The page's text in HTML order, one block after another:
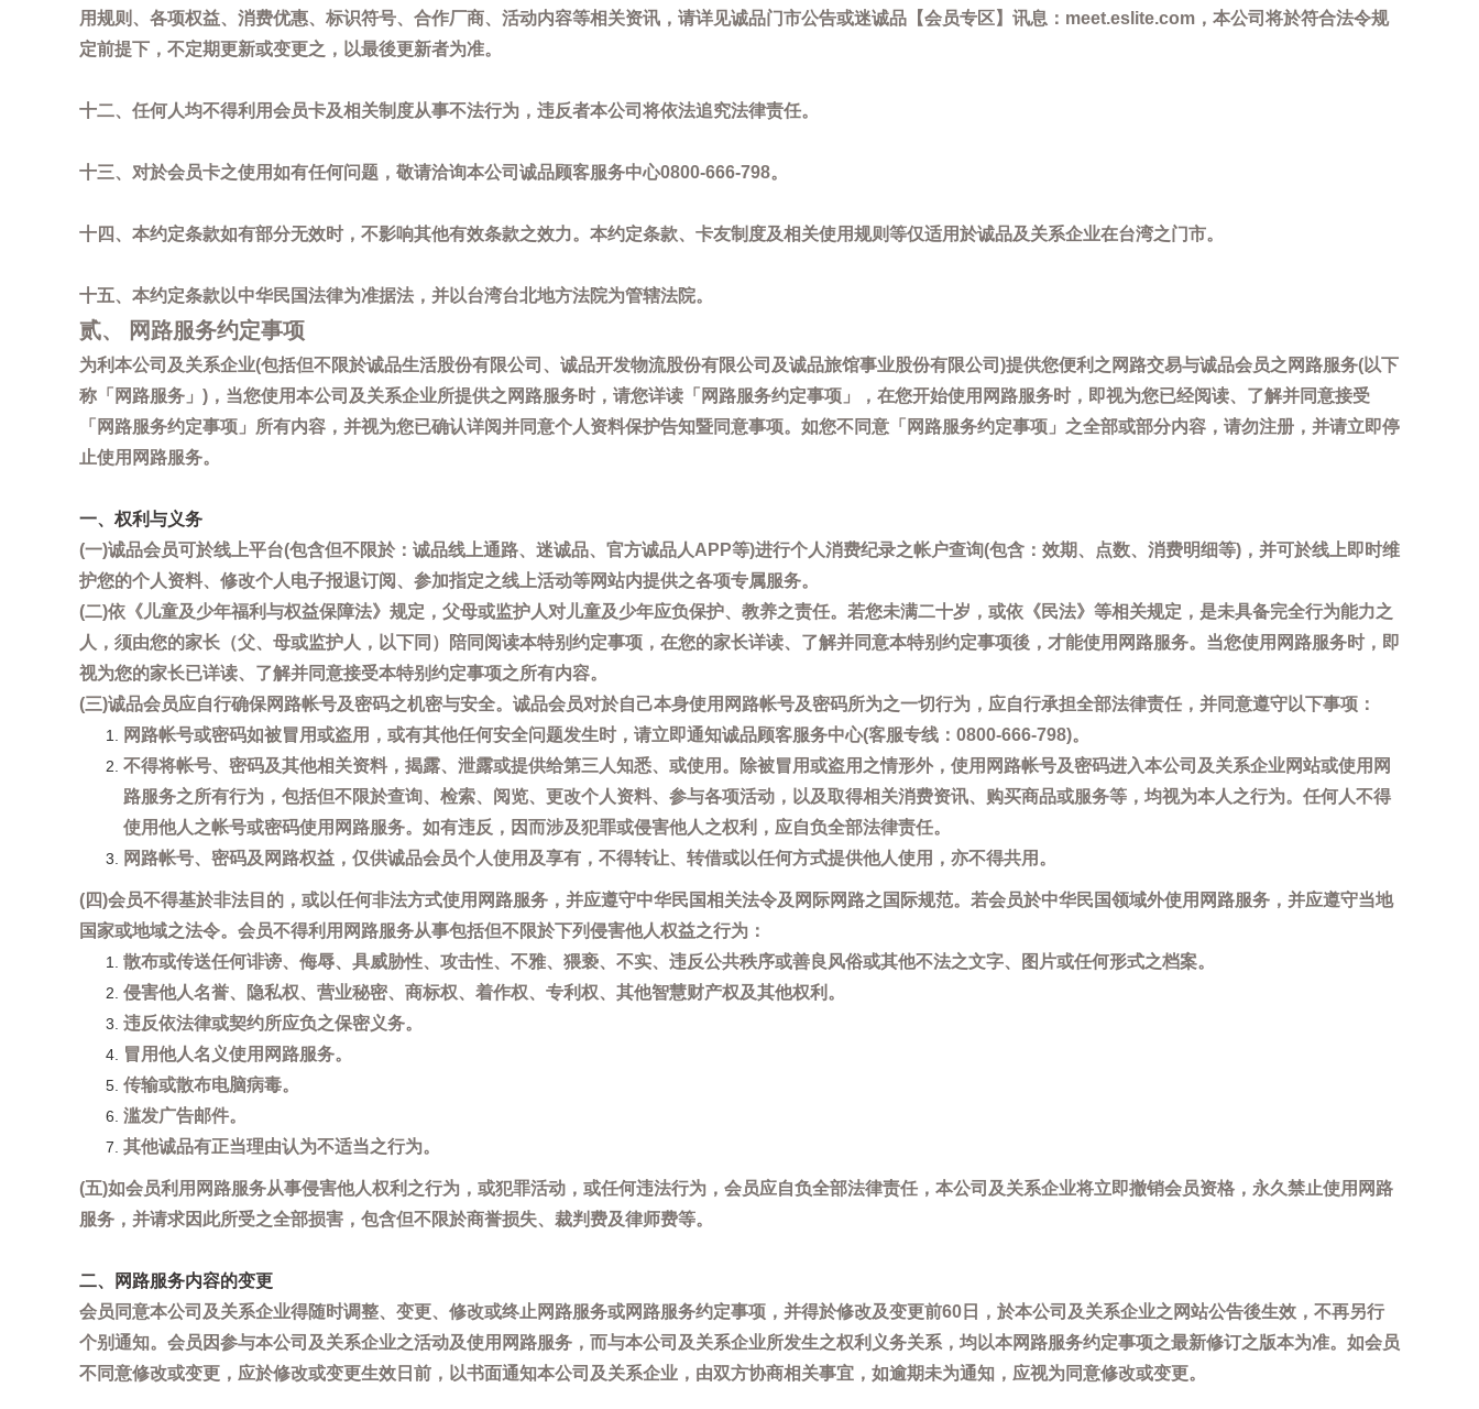
用规则、各项权益、消费优惠、标识符号、合作厂商、活动内容等相关资讯，请详见诚品门市公告或迷诚品【会员专区】讯息：meet.eslite.com，本公司将於符合法令规
定前提下，不定期更新或变更之，以最後更新者为准。
十二、任何人均不得利用会员卡及相关制度从事不法行为，违反者本公司将依法追究法律责任。
十三、对於会员卡之使用如有任何问题，敬请洽询本公司诚品顾客服务中心0800-666-798。
十四、本约定条款如有部分无效时，不影响其他有效条款之效力。本约定条款、卡友制度及相关使用规则等仅适用於诚品及关系企业在台湾之门市。
十五、本约定条款以中华民国法律为准据法，并以台湾台北地方法院为管辖法院。
贰、 网路服务约定事项
为利本公司及关系企业(包括但不限於诚品生活股份有限公司、诚品开发物流股份有限公司及诚品旅馆事业股份有限公司)提供您便利之网路交易与诚品会员之网路服务(以下
称「网路服务」)，当您使用本公司及关系企业所提供之网路服务时，请您详读「网路服务约定事项」，在您开始使用网路服务时，即视为您已经阅读、了解并同意接受
「网路服务约定事项」所有内容，并视为您已确认详阅并同意个人资料保护告知暨同意事项。如您不同意「网路服务约定事项」之全部或部分内容，请勿注册，并请立即停
止使用网路服务。
一、权利与义务
(一)诚品会员可於线上平台(包含但不限於：诚品线上通路、迷诚品、官方诚品人APP等)进行个人消费纪录之帐户查询(包含：效期、点数、消费明细等)，并可於线上即时维
护您的个人资料、修改个人电子报退订阅、参加指定之线上活动等网站内提供之各项专属服务。
(二)依《儿童及少年福利与权益保障法》规定，父母或监护人对儿童及少年应负保护、教养之责任。若您未满二十岁，或依《民法》等相关规定，是未具备完全行为能力之
人，须由您的家长（父、母或监护人，以下同）陪同阅读本特别约定事项，在您的家长详读、了解并同意本特别约定事项後，才能使用网路服务。当您使用网路服务时，即
视为您的家长已详读、了解并同意接受本特别约定事项之所有内容。
(三)诚品会员应自行确保网路帐号及密码之机密与安全。诚品会员对於自己本身使用网路帐号及密码所为之一切行为，应自行承担全部法律责任，并同意遵守以下事项：
网路帐号或密码如被冒用或盗用，或有其他任何安全问题发生时，请立即通知诚品顾客服务中心(客服专线：0800-666-798)。
不得将帐号、密码及其他相关资料，揭露、泄露或提供给第三人知悉、或使用。除被冒用或盗用之情形外，使用网路帐号及密码进入本公司及关系企业网站或使用网
路服务之所有行为，包括但不限於查询、检索、阅览、更改个人资料、参与各项活动，以及取得相关消费资讯、购买商品或服务等，均视为本人之行为。任何人不得
使用他人之帐号或密码使用网路服务。如有违反，因而涉及犯罪或侵害他人之权利，应自负全部法律责任。
网路帐号、密码及网路权益，仅供诚品会员个人使用及享有，不得转让、转借或以任何方式提供他人使用，亦不得共用。
(四)会员不得基於非法目的，或以任何非法方式使用网路服务，并应遵守中华民国相关法令及网际网路之国际规范。若会员於中华民国领域外使用网路服务，并应遵守当地
国家或地域之法令。会员不得利用网路服务从事包括但不限於下列侵害他人权益之行为：
散布或传送任何诽谤、侮辱、具威胁性、攻击性、不雅、猥亵、不实、违反公共秩序或善良风俗或其他不法之文字、图片或任何形式之档案。
侵害他人名誉、隐私权、营业秘密、商标权、着作权、专利权、其他智慧财产权及其他权利。
违反依法律或契约所应负之保密义务。
冒用他人名义使用网路服务。
传输或散布电脑病毒。
滥发广告邮件。
其他诚品有正当理由认为不适当之行为。
(五)如会员利用网路服务从事侵害他人权利之行为，或犯罪活动，或任何违法行为，会员应自负全部法律责任，本公司及关系企业将立即撤销会员资格，永久禁止使用网路
服务，并请求因此所受之全部损害，包含但不限於商誉损失、裁判费及律师费等。
二、网路服务内容的变更
会员同意本公司及关系企业得随时调整、变更、修改或终止网路服务或网路服务约定事项，并得於修改及变更前60日，於本公司及关系企业之网站公告後生效，不再另行
个别通知。会员因参与本公司及关系企业之活动及使用网路服务，而与本公司及关系企业所发生之权利义务关系，均以本网路服务约定事项之最新修订之版本为准。如会员
不同意修改或变更，应於修改或变更生效日前，以书面通知本公司及关系企业，由双方协商相关事宜，如逾期未为通知，应视为同意修改或变更。